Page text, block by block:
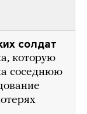
солдат
которую
соседнюю